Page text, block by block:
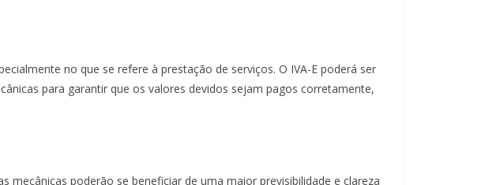
no que se refere à prestação de serviços. O IVA-E poderá ser
para garantir que os valores devidos sejam pagos corretamente,
poderão se beneficiar de uma maior previsibilidade e clareza